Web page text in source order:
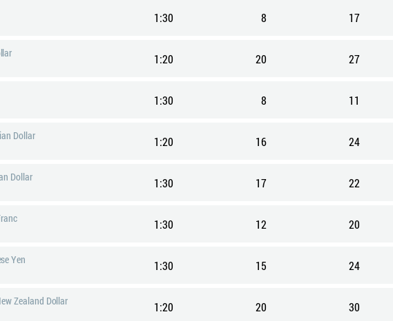
1:30 8 17
1:20 20 27
1:30 8 11
Dollar
1:20 16 24
Dollar
1:30 17 22
1:30 12 20
Yen
1:30 15 24
Zealand Dollar
1:20 20 30